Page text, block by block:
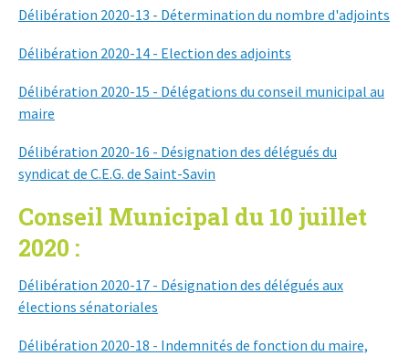
Délibération 2020-13 - Détermination du nombre d'adjoints
Délibération 2020-14 - Election des adjoints
Délibération 2020-15 - Délégations du conseil municipal au
maire
Délibération 2020-16 - Désignation des délégués du
syndicat de C.E.G. de Saint-Savin
Conseil Municipal du 10 juillet
2020 :
Délibération 2020-17 - Désignation des délégués aux
élections sénatoriales
Délibération 2020-18 - Indemnités de fonction du maire,